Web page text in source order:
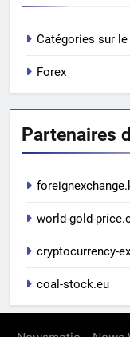
Catégories sur
Forex
Partenaires
world-gold-
cryptocurrency-
coal-stock.eu